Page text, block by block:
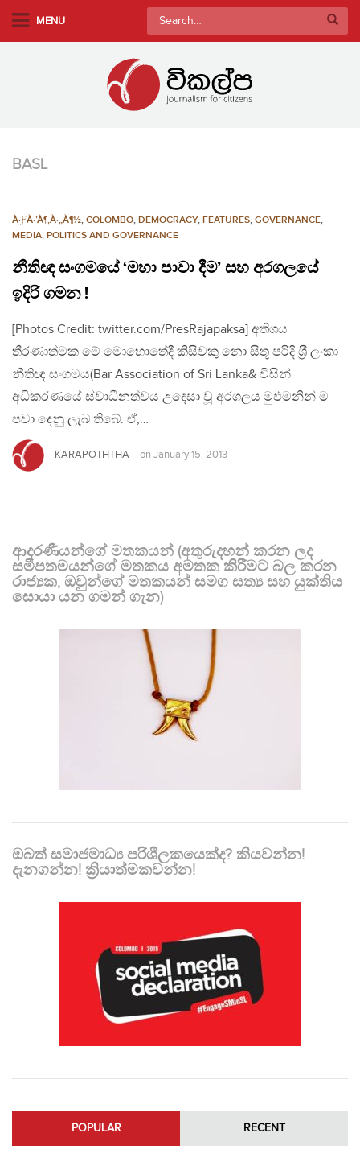
MENU
Search
for:
BASL
À·ƑÀ·’À¶‚À·„À¶½, COLOMBO, DEMOCRACY, FEATURES, GOVERNANCE,
MEDIA, POLITICS AND GOVERNANCE
නීතිඥ සංගමයේ ‘මහා පාවා දීම’ සහ අරගලයේ
ඉදිරි ගමන !
[Photos Credit: twitter.com/PresRajapaksa] අතිශය
තීරණාත්මක මේ මොහොතේදී කිසිවකු නො සිතූ පරිදි ශ‍්‍රී ලංකා
නීතිඥ සංගමය(Bar Association of Sri Lanka& විසින්
අධිකරණයේ ස්වාධීනත්වය උදෙසා වූ අරගලය මුඵමනින් ම
පවා දෙනු ලැබ තිබේ. ඒ,…
KARAPOTHTHA on January 15, 2013
ආදරණීයන්ගේ මතකයන් (අතුරුදහන් කරන ලද
සමීපතමයන්ගේ මතකය අමතක කිරීමට බල කරන
රාජ්‍යක, ඔවුන්ගේ මතකයන් සමග සත්‍ය සහ යුක්තිය
සොයා යන ගමන් ගැන)
ඔබත් සමාජමාධ්‍ය පරිශීලකයෙක්ද? කියවන්න!
දැනගන්න! ක්‍රියාත්මකවන්න!
POPULAR RECENT